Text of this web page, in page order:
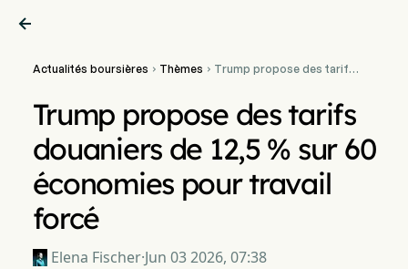

Actualités boursières  Thèmes  Trump propose des tarifs
forcé
Trump propose des tarifs
douaniers de 12,5 % sur 60
économies pour travail
forcé
Elena Fischer·Jun 03 2026, 07:38